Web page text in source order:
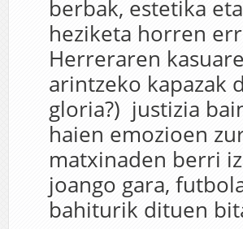
berbak, estetika
heziketa horren
Herreraren
arintzeko kapazak
gloria?) justizia
haien emozioen
matxinaden berri
joango gara,
bahiturik dituen